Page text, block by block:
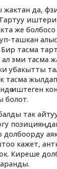
жактан да,
же
ташкан
тасма
ал эми тасма
убакытты
тасма
иштеген
болот.
так
долбоорду
кажет,
Киреше